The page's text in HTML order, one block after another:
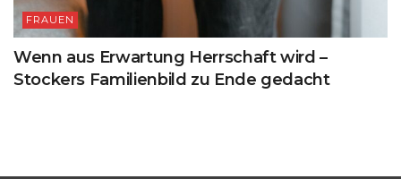
FRAUEN
Wenn aus Erwartung Herrschaft wird –
Stockers Familienbild zu Ende gedacht